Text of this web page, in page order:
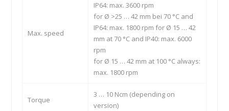
Max. speed
IP64: max. 3600 rpm
for Ø >25 … 42 mm bei 70 °C and
IP64: max. 1800 rpm for Ø 15 … 42
mm at 70 °C and IP40: max. 6000
rpm
for Ø 15 … 42 mm at 100 °C always:
max. 1800 rpm
Torque
3 … 10 Ncm (depending on
version)